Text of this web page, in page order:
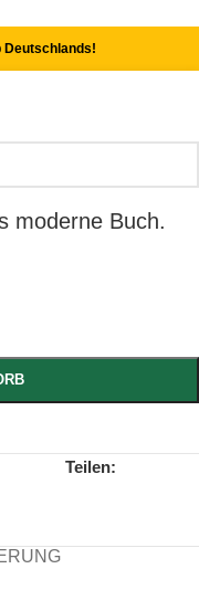
Deutschlands!
moderne Buch.
Teilen: